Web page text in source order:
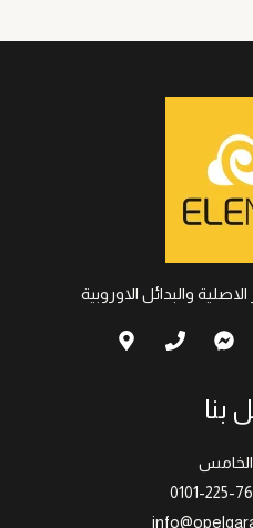
والبدائل الاوروبية
بنا
الخامس